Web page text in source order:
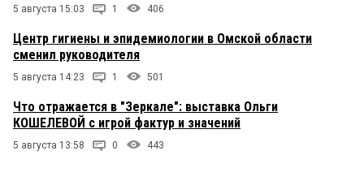
5 августа 15:03 1 406
Центр гигиены и эпидемиологии в Омской области
сменил руководителя
5 августа 14:23 1 501
Что отражается в "Зеркале": выставка Ольги
КОШЕЛЕВОЙ с игрой фактур и значений
5 августа 13:58 0 443